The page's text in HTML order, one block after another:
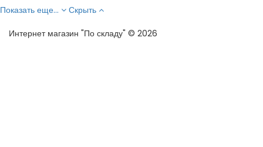
Показать еще...
Скрыть
Интернет магазин "По складу" © 2026